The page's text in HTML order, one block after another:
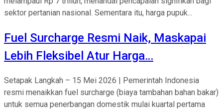
sektor pertanian nasional. Sementara itu, harga pupuk...
Fuel Surcharge Resmi Naik, Maskapai
Lebih Fleksibel Atur Harga…
Setapak Langkah – 15 Mei 2026 | Pemerintah Indonesia
resmi menaikkan fuel surcharge (biaya tambahan bahan bakar)
untuk semua penerbangan domestik mulai kuartal pertama